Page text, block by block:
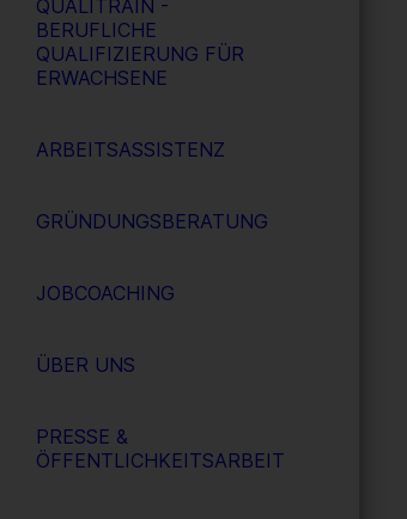
QUALITRAIN -
BERUFLICHE
QUALIFIZIERUNG FÜR
ERWACHSENE
ARBEITSASSISTENZ
GRÜNDUNGSBERATUNG
JOBCOACHING
ÜBER UNS
PRESSE &
ÖFFENTLICHKEITSARBEIT